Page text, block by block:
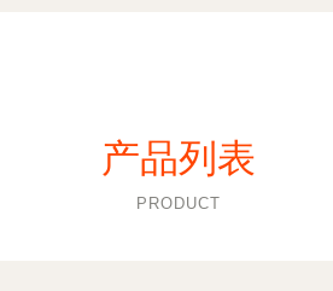
产品列表
PRODUCT